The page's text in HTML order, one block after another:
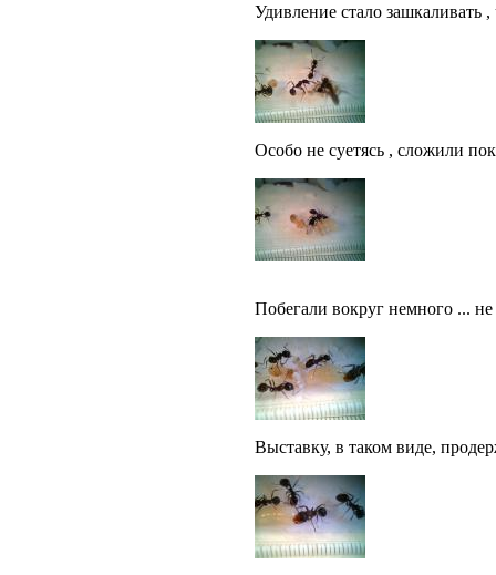
Удивление стало зашкаливать
Особо не суетясь , сложили
Побегали вокруг немного ...
Выставку, в таком виде,